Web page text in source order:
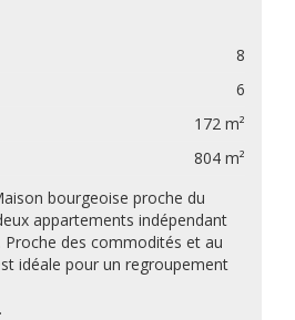
8
6
172 m²
804 m²
bourgeoise proche du
appartements indépendant
Proche des commodités et au
idéale pour un regroupement